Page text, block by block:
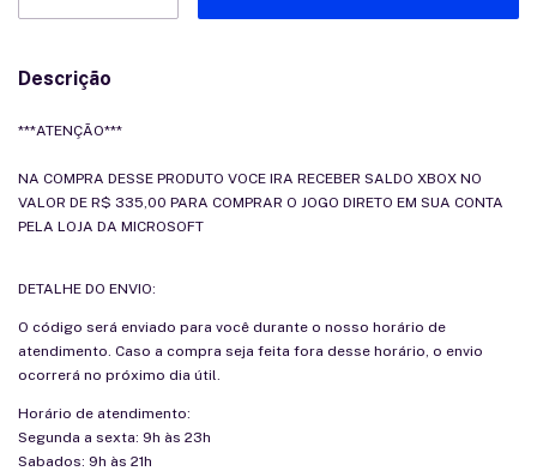
Descrição
***ATENÇÃO***
NA COMPRA DESSE PRODUTO VOCE IRA RECEBER SALDO XBOX NO
VALOR DE R$ 335,00 PARA COMPRAR O JOGO DIRETO EM SUA CONTA
PELA LOJA DA MICROSOFT
DETALHE DO ENVIO:
O código será enviado para você durante o nosso horário de
atendimento. Caso a compra seja feita fora desse horário, o envio
ocorrerá no próximo dia útil.
Horário de atendimento:
Segunda a sexta: 9h às 23h
Sabados: 9h às 21h